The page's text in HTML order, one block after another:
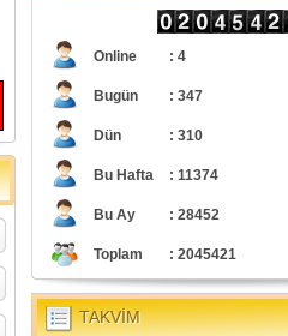
Online : 4
Bugün : 347
Dün : 310
Bu Hafta : 11374
Bu Ay : 28452
Toplam : 2045421
TAKVİM